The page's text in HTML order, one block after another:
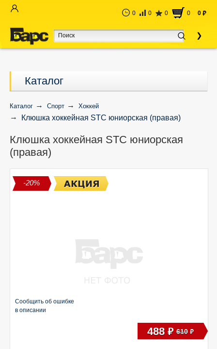
0 0 0 0 0 руб
Каталог
Каталог Спорт Хоккей
Клюшка хоккейная STC юниорская (правая)
Клюшка хоккейная STC юниорская
(правая)
-20%
Сообщить об ошибке
в описании
488 руб 610 руб